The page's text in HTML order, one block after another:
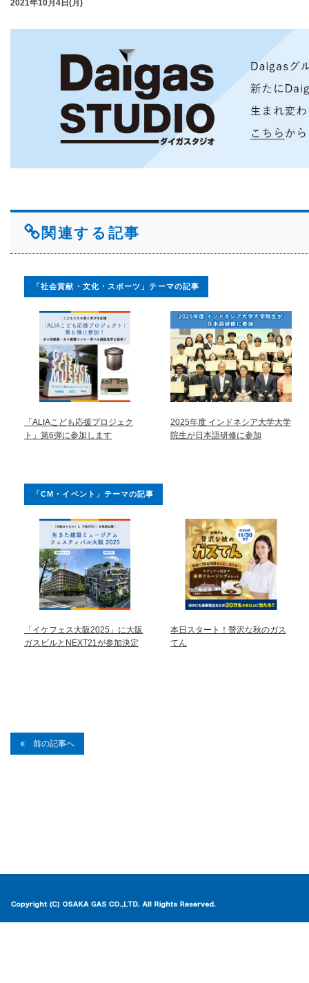
2021年10月4日(月)
関連する記事
「社会貢献・文化・スポーツ」テーマの記事
「ALIAこども応援プロジェク
ト」第6弾に参加します
2025年度 インドネシア大学大学
院生が日本語研修に参加
「CM・イベント」テーマの記事
「イケフェス大阪2025」に大阪
ガスビルとNEXT21が参加決定
本日スタート！贅沢な秋のガス
てん
前の記事へ